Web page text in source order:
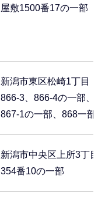
屋敷1500番17の一部
新潟市東区松崎1丁目
866-3、866-4の一部、
867-1の一部、868一部
新潟市中央区上所3丁目
354番10の一部